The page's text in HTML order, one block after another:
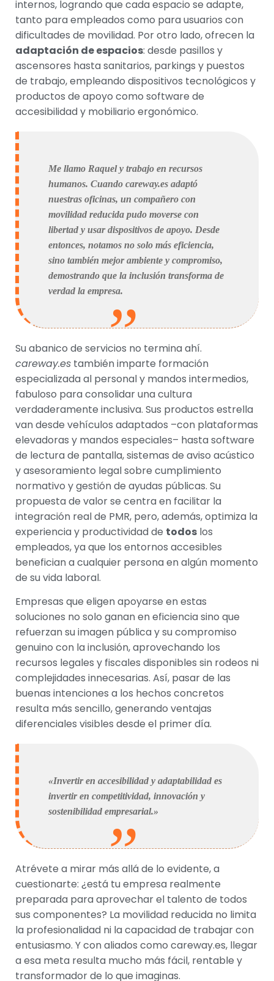
internos, logrando que cada espacio se adapte,
tanto para empleados como para usuarios con
dificultades de movilidad. Por otro lado, ofrecen la
adaptación de espacios: desde pasillos y
ascensores hasta sanitarios, parkings y puestos
de trabajo, empleando dispositivos tecnológicos y
productos de apoyo como software de
accesibilidad y mobiliario ergonómico.
Me llamo Raquel y trabajo en recursos
humanos. Cuando careway.es adaptó
nuestras oficinas, un compañero con
movilidad reducida pudo moverse con
libertad y usar dispositivos de apoyo. Desde
entonces, notamos no solo más eficiencia,
sino también mejor ambiente y compromiso,
demostrando que la inclusión transforma de
verdad la empresa.
Su abanico de servicios no termina ahí.
careway.es también imparte formación
especializada al personal y mandos intermedios,
fabuloso para consolidar una cultura
verdaderamente inclusiva. Sus productos estrella
van desde vehículos adaptados –con plataformas
elevadoras y mandos especiales– hasta software
de lectura de pantalla, sistemas de aviso acústico
y asesoramiento legal sobre cumplimiento
normativo y gestión de ayudas públicas. Su
propuesta de valor se centra en facilitar la
integración real de PMR, pero, además, optimiza la
experiencia y productividad de todos los
empleados, ya que los entornos accesibles
benefician a cualquier persona en algún momento
de su vida laboral.
Empresas que eligen apoyarse en estas
soluciones no solo ganan en eficiencia sino que
refuerzan su imagen pública y su compromiso
genuino con la inclusión, aprovechando los
recursos legales y fiscales disponibles sin rodeos ni
complejidades innecesarias. Así, pasar de las
buenas intenciones a los hechos concretos
resulta más sencillo, generando ventajas
diferenciales visibles desde el primer día.
«Invertir en accesibilidad y adaptabilidad es
invertir en competitividad, innovación y
sostenibilidad empresarial.»
Atrévete a mirar más allá de lo evidente, a
cuestionarte: ¿está tu empresa realmente
preparada para aprovechar el talento de todos
sus componentes? La movilidad reducida no limita
la profesionalidad ni la capacidad de trabajar con
entusiasmo. Y con aliados como careway.es, llegar
a esa meta resulta mucho más fácil, rentable y
transformador de lo que imaginas.